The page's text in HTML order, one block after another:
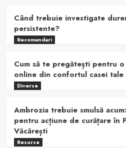
Când trebuie investigate
persistente?
Recomandari
Cum să te pregătești pentru
online din confortul casei tale
Diverse
Ambrozia trebuie smulsă
pentru acțiune de curățare în
Văcărești
Resurse